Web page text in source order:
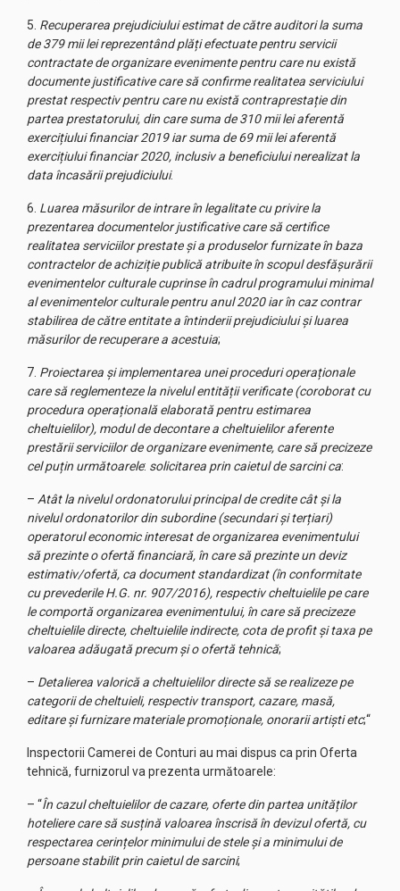
5. Recuperarea prejudiciului estimat de către auditori la suma
de 379 mii lei reprezentând plăți efectuate pentru servicii
contractate de organizare evenimente pentru care nu există
documente justificative care să confirme realitatea serviciului
prestat respectiv pentru care nu există contraprestație din
partea prestatorului, din care suma de 310 mii lei aferentă
exercițiului financiar 2019 iar suma de 69 mii lei aferentă
exercițiului financiar 2020, inclusiv a beneficiului nerealizat la
data încasării prejudiciului.
6. Luarea măsurilor de intrare în legalitate cu privire la
prezentarea documentelor justificative care să certifice
realitatea serviciilor prestate și a produselor furnizate în baza
contractelor de achiziție publică atribuite în scopul desfășurării
evenimentelor culturale cuprinse în cadrul programului minimal
al evenimentelor culturale pentru anul 2020 iar în caz contrar
stabilirea de către entitate a întinderii prejudiciului și luarea
măsurilor de recuperare a acestuia;
7. Proiectarea și implementarea unei proceduri operaționale
care să reglementeze la nivelul entității verificate (coroborat cu
procedura operațională elaborată pentru estimarea
cheltuielilor), modul de decontare a cheltuielilor aferente
prestării serviciilor de organizare evenimente, care să precizeze
cel puțin următoarele: solicitarea prin caietul de sarcini ca:
– Atât la nivelul ordonatorului principal de credite cât și la
nivelul ordonatorilor din subordine (secundari și terțiari)
operatorul economic interesat de organizarea evenimentului
să prezinte o ofertă financiară, în care să prezinte un deviz
estimativ/ofertă, ca document standardizat (în conformitate
cu prevederile H.G. nr. 907/2016), respectiv cheltuielile pe care
le comportă organizarea evenimentului, în care să precizeze
cheltuielile directe, cheltuielile indirecte, cota de profit și taxa pe
valoarea adăugată precum și o ofertă tehnică;
– Detalierea valorică a cheltuielilor directe să se realizeze pe
categorii de cheltuieli, respectiv transport, cazare, masă,
editare și furnizare materiale promoționale, onorarii artiști etc;“
Inspectorii Camerei de Conturi au mai dispus ca prin Oferta
tehnică, furnizorul va prezenta următoarele:
– “În cazul cheltuielilor de cazare, oferte din partea unităților
hoteliere care să susțină valoarea înscrisă în devizul ofertă, cu
respectarea cerințelor minimului de stele și a minimului de
persoane stabilit prin caietul de sarcini;